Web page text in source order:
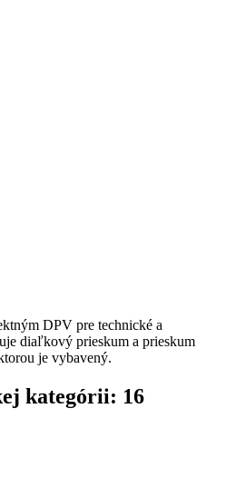
DPV pre technické a
diaľkový prieskum a prieskum
je vybavený.
kategórii: 16